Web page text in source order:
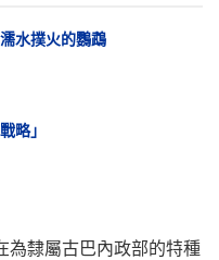
水撲火的鸚鵡
略」
為隸屬古巴內政部的特種